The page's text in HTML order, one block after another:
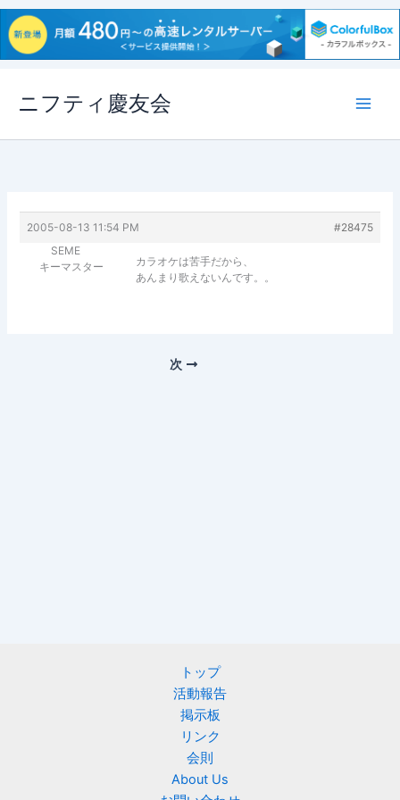
ス
ニフティ慶友会
2005-08-13 11:54 PM
#28475
SEME
キーマスター
カラオケは苦手だから、
あんまり歌えないんです。。
次
トップ
活動報告
掲示板
リンク
会則
About Us